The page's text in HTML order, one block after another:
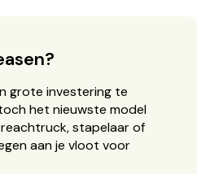
grote investering te
het nieuwste model
stapelaar of
aan je vloot voor